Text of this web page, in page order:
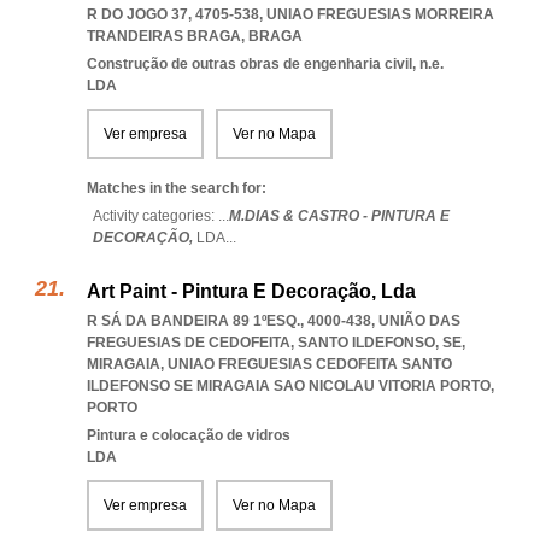
R DO JOGO 37, 4705-538, UNIAO FREGUESIAS MORREIRA
TRANDEIRAS BRAGA, BRAGA
Construção de outras obras de engenharia civil, n.e.
LDA
Ver empresa Ver no Mapa
Matches in the search for:
Activity categories: ...M.DIAS & CASTRO - PINTURA E
DECORAÇÃO, LDA...
Art Paint - Pintura E Decoração, Lda
R SÁ DA BANDEIRA 89 1ºESQ., 4000-438, UNIÃO DAS
FREGUESIAS DE CEDOFEITA, SANTO ILDEFONSO, SE,
MIRAGAIA, UNIAO FREGUESIAS CEDOFEITA SANTO
ILDEFONSO SE MIRAGAIA SAO NICOLAU VITORIA PORTO,
PORTO
Pintura e colocação de vidros
LDA
Ver empresa Ver no Mapa